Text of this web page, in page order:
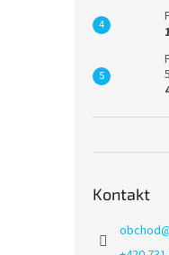
Kontakt
obchod